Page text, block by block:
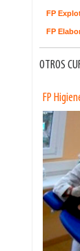
FP
FP
OTROS
FP